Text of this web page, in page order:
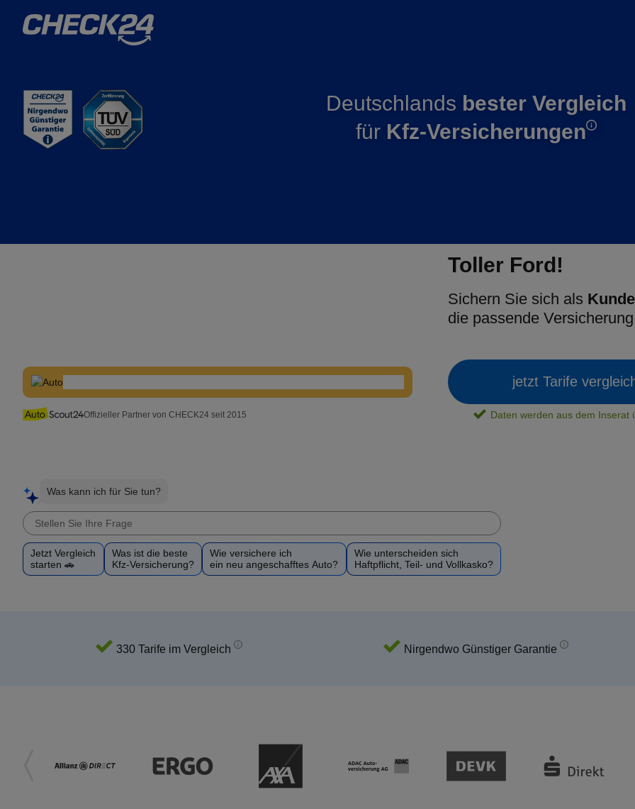
Deutschlands bester Vergleich
für Kfz-Versicherungen
Offizieller Partner von CHECK24 seit 2015
Toller Ford!
Sichern Sie sich als
die passende
jetzt Tarife
Daten werden aus dem Inserat
Was kann ich für Sie tun?
Jetzt Vergleich
starten 🚗
Was ist die beste
Kfz-Versicherung?
Wie versichere ich
ein neu angeschafftes Auto?
Wie unterscheiden sich
Haftpflicht, Teil- und Vollkasko?
330 Tarife im Vergleich Nirgendwo Günstiger Garantie